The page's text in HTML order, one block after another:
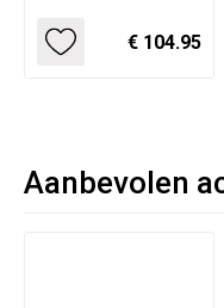
€ 104.95
Aanbevolen